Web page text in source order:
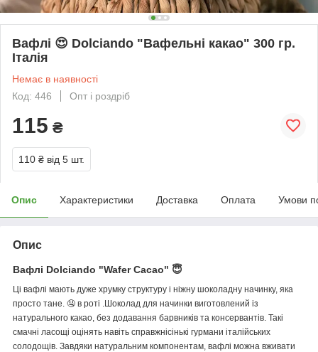
Вафлі 😍 Dolciando "Вафельні какао" 300 гр.
Італія
Немає в наявності
Код: 446
Опт і роздріб
115 ₴
110 ₴ від 5 шт.
Опис Характеристики Доставка Оплата Умови
Опис
Вафлі Dolciando "Wafer Cacao" 😇
Ці вафлі мають дуже хрумку структуру і ніжну шоколадну начинку, яка
просто тане. 🤤 в роті .Шоколад для начинки виготовлений із
натурального какао, без додавання барвників та консервантів. Такі
смачні ласощі оцінять навіть справжнісінькі гурмани італійських
солодощів. Завдяки натуральним компонентам, вафлі можна вживати